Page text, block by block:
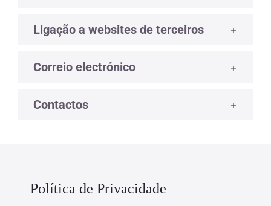
Ligação a websites de terceiros
Correio electrónico
Contactos
Política de Privacidade